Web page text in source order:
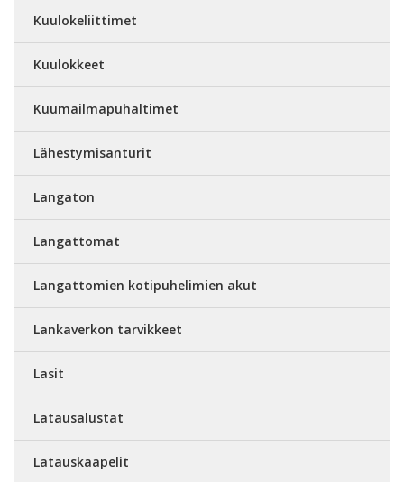
Kuulokeliittimet
Kuulokkeet
Kuumailmapuhaltimet
Lähestymisanturit
Langaton
Langattomat
Langattomien kotipuhelimien akut
Lankaverkon tarvikkeet
Lasit
Latausalustat
Latauskaapelit